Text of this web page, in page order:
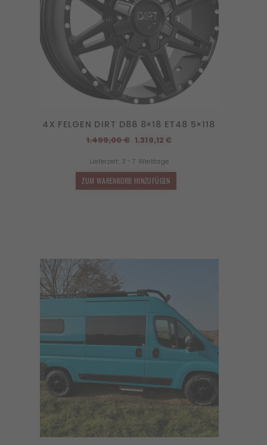
4X FELGEN DIRT D88 8×18 ET48 5×118
1.499,00€ Ursprünglicher
war:
1.499,00 €
1.319,12€Aktueller
Lieferzeit: 3 - 7 Werktage
ZUM WARENKORB HINZUFÜGEN